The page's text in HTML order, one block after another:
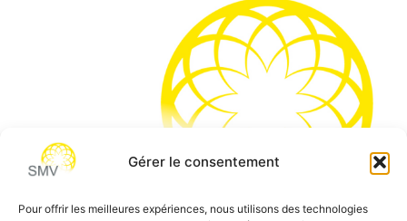
Gérer le consentement
Pour offrir les meilleures expériences, nous utilisons des technologies